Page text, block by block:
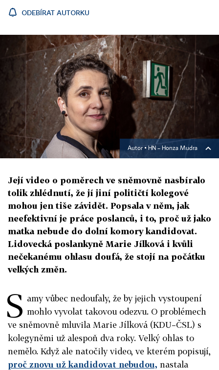
ODEBÍRAT AUTORKU
Autor ▪ HN – Honza Mudra
Její video o poměrech ve sněmovně nasbíralo
tolik zhlédnutí, že jí jiní političtí kolegové
mohou jen tiše závidět. Popsala v něm, jak
neefektivní je práce poslanců, i to, proč už jako
matka nebude do dolní komory kandidovat.
Lidovecká poslankyně Marie Jílková i kvůli
nečekanému ohlasu doufá, že stojí na počátku
velkých změn.
S amy vůbec nedoufaly, že by jejich vystoupení
mohlo vyvolat takovou odezvu. O problémech
ve sněmovně mluvila Marie Jílková (KDU–ČSL) s
kolegyněmi už alespoň dva roky. Velký ohlas to
nemělo. Když ale natočily video, ve kterém popisují,
proč znovu už kandidovat nebudou, nastala